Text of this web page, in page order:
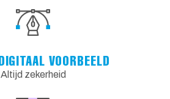
VOORBEELD
Altijd zekerheid